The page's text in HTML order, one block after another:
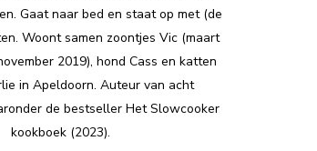
Gaat naar bed en staat op met (de
Woont samen zoontjes Vic (maart
2019), hond Cass en katten
in Apeldoorn. Auteur van acht
de bestseller Het Slowcooker
kookboek (2023).